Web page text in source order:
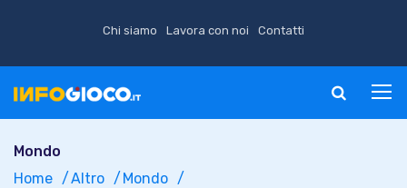
Chi siamo Lavora con noi Contatti
Mondo
Home
Altro Mondo